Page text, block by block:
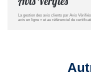
La gestion des avis clients par Avis
avis en ligne » et au référenciel de